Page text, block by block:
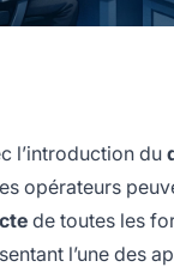
l’introduction du
opérateurs
de toutes les
l’une des